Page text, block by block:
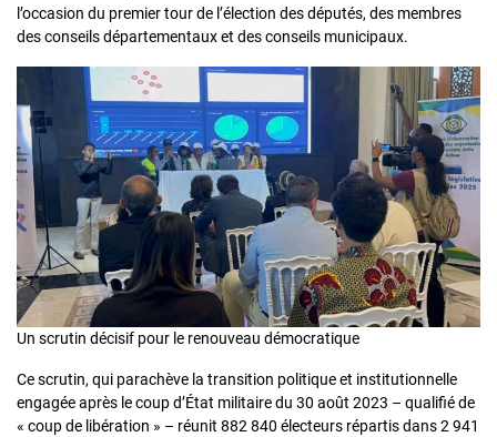
l’occasion du premier tour de l’élection des députés, des membres
des conseils départementaux et des conseils municipaux.
Un scrutin décisif pour le renouveau démocratique
Ce scrutin, qui parachève la transition politique et institutionnelle
engagée après le coup d’État militaire du 30 août 2023 – qualifié de
« coup de libération » – réunit 882 840 électeurs répartis dans 2 941